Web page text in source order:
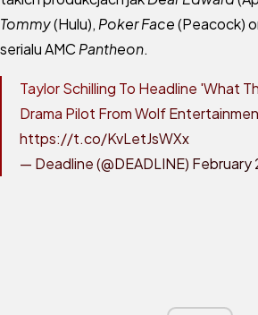
Tommy(Hulu), Poker Face(Peacock)
serialu AMCPantheon.
Taylor Schilling To Headline 'What
Drama Pilot From Wolf
https://t.co/KvLetJsWXx
— Deadline (@DEADLINE) February